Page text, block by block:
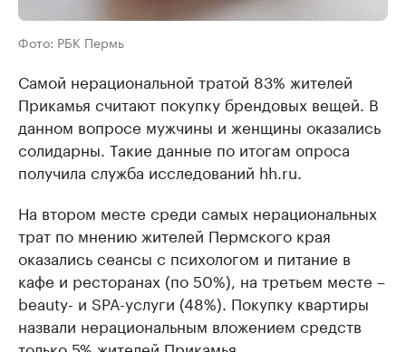
Фото: РБК Пермь
Самой нерациональной тратой 83% жителей
Прикамья считают покупку брендовых вещей. В
данном вопросе мужчины и женщины оказались
солидарны. Такие данные по итогам опроса
получила служба исследований hh.ru.
На втором месте среди самых нерациональных
трат по мнению жителей Пермского края
оказались сеансы с психологом и питание в
кафе и ресторанах (по 50%), на третьем месте –
beauty- и SPA-услуги (48%). Покупку квартиры
назвали нерациональным вложением средств